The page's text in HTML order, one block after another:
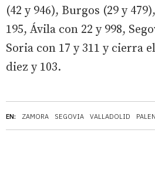
EN: ZAMORA SEGOVIA VALLADOLID
(42 y 946), Burgos (29 y
195, Ávila con 22 y 998,
Soria con 17 y 311 y cierra
diez y 103.